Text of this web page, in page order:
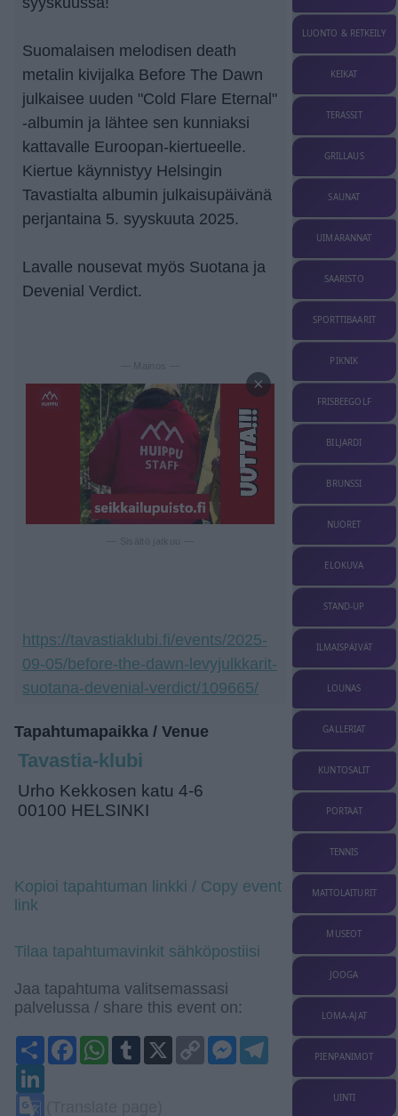
Suomalaisen melodisen death
metalin kivijalka Before The Dawn
julkaisee uuden "Cold Flare Eternal"
-albumin ja lähtee sen kunniaksi
kattavalle Euroopan-kiertueelle.
Kiertue käynnistyy Helsingin
Tavastialta albumin julkaisupäivänä
perjantaina 5. syyskuuta 2025.
Lavalle nousevat myös Suotana ja
Devenial Verdict.
— Mainos —
×
https://tavastiaklubi.fi/events/2025-
09-05/before-the-dawn-levyjulkkarit-
suotana-devenial-verdict/109665/
Tapahtumapaikka / Venue
Tavastia-klubi
Urho Kekkosen katu 4-6
00100 HELSINKI
Kopioi tapahtuman linkki / Copy event
link
Tilaa tapahtumavinkit sähköpostiisi
Jaa tapahtuma valitsemassasi
palvelussa / share this event on:
ShareFacebookWhatsApp
Tumblr
X
Copy
Link
Messenger
Telegram
LUONTO & RETKEILY
KEIKAT
TERASSIT
GRILLAUS
SAUNAT
UIMARANNAT
SAARISTO
SPORTTIBAARIT
PIKNIK
FRISBEEGOLF
BILJARDI
BRUNSSI
NUORET
ELOKUVA
STAND-UP
ILMAISPÄIVÄT
LOUNAS
GALLERIAT
KUNTOSALIT
PORTAAT
TENNIS
MATTOLAITURIT
MUSEOT
JOOGA
LOMA-AJAT
PIENPANIMOT
UINTI